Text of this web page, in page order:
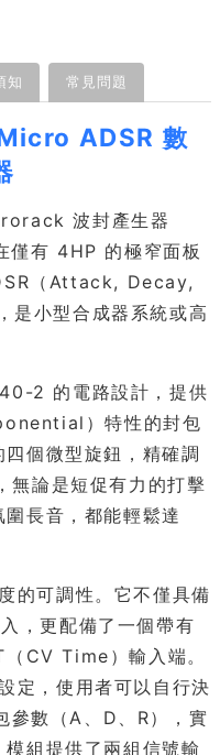
知 常見問題
ADSR 數
波封產生器
有 4HP 的極窄面板
（Attack, Decay,
小型合成器系統或高
2 的電路設計，提供
）特性的封包
個微型旋鈕，精確調
論是短促有力的打擊
長音，都能輕鬆達
的可調性。它不僅具備
，更配備了一個帶有
CV Time）輸入端。
定，使用者可以自行決
參數（A、D、R），實
組提供了兩組信號輸